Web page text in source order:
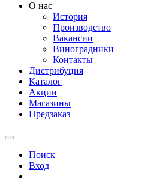
О нас
История
Производство
Вакансии
Виноградники
Контакты
Дистрибуция
Каталог
Акции
Магазины
Предзаказ
Поиск
Вход